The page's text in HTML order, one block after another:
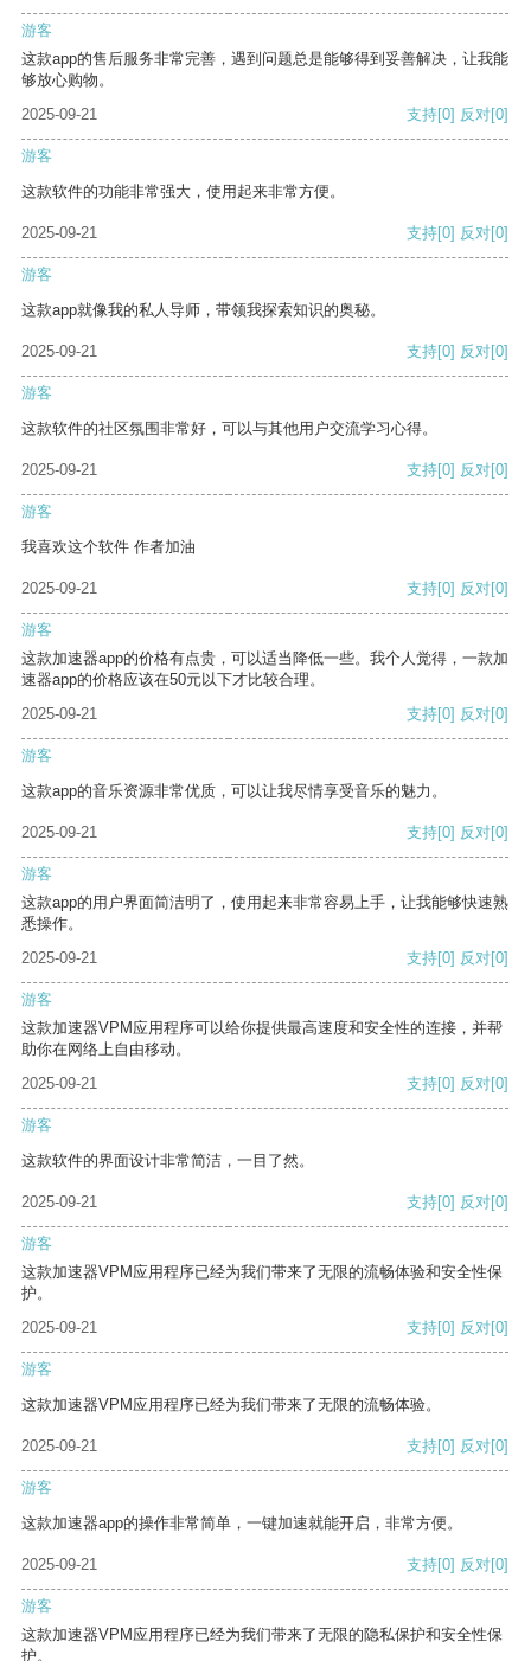
游客
这款app的售后服务非常完善，遇到问题总是能够得到妥善解决，让我能
够放心购物。
2025-09-21
支持[0] 反对[0]
游客
这款软件的功能非常强大，使用起来非常方便。
2025-09-21 支持[0] 反对[0]
游客
这款app就像我的私人导师，带领我探索知识的奥秘。
2025-09-21 支持[0] 反对[0]
游客
这款软件的社区氛围非常好，可以与其他用户交流学习心得。
2025-09-21 支持[0] 反对[0]
游客
我喜欢这个软件 作者加油
2025-09-21 支持[0] 反对[0]
游客
这款加速器app的价格有点贵，可以适当降低一些。我个人觉得，一款加
速器app的价格应该在50元以下才比较合理。
2025-09-21
支持[0] 反对[0]
游客
这款app的音乐资源非常优质，可以让我尽情享受音乐的魅力。
2025-09-21 支持[0] 反对[0]
游客
这款app的用户界面简洁明了，使用起来非常容易上手，让我能够快速熟
悉操作。
2025-09-21
支持[0] 反对[0]
游客
这款加速器VPM应用程序可以给你提供最高速度和安全性的连接，并帮
助你在网络上自由移动。
2025-09-21
支持[0] 反对[0]
游客
这款软件的界面设计非常简洁，一目了然。
2025-09-21 支持[0] 反对[0]
游客
这款加速器VPM应用程序已经为我们带来了无限的流畅体验和安全性保
护。
2025-09-21
支持[0] 反对[0]
游客
这款加速器VPM应用程序已经为我们带来了无限的流畅体验。
2025-09-21 支持[0] 反对[0]
游客
这款加速器app的操作非常简单，一键加速就能开启，非常方便。
2025-09-21 支持[0] 反对[0]
游客
这款加速器VPM应用程序已经为我们带来了无限的隐私保护和安全性保
护。